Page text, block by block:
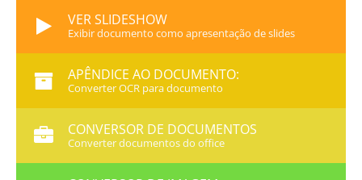
VER SLIDESHOW
Exibir documento como apresentação de slides
APÊNDICE AO DOCUMENTO:
Converter OCR para documento
CONVERSOR DE DOCUMENTOS
Converter documentos do office